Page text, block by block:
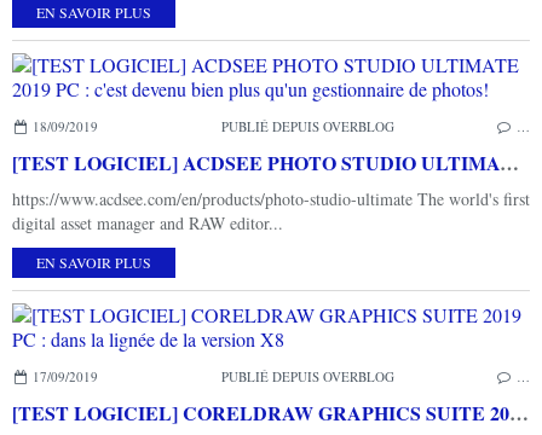
EN SAVOIR PLUS
18/09/2019 PUBLIÉ DEPUIS OVERBLOG
[TEST LOGICIEL] ACDSEE PHOTO STUDIO ULTIMATE 2019 PC : c'est devenu bien plus qu'un gestionnaire de photos!
https://www.acdsee.com/en/products/photo-studio-ultimate The world's first
digital asset manager and RAW editor...
EN SAVOIR PLUS
17/09/2019 PUBLIÉ DEPUIS OVERBLOG
[TEST LOGICIEL] CORELDRAW GRAPHICS SUITE 2019 PC : dans la lignée de la version X8